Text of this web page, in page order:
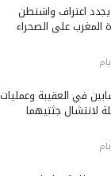
اعتراف واشنطن
المغرب على الصحراء
في العقيبة وعمليات
لانتشال جثتيهما